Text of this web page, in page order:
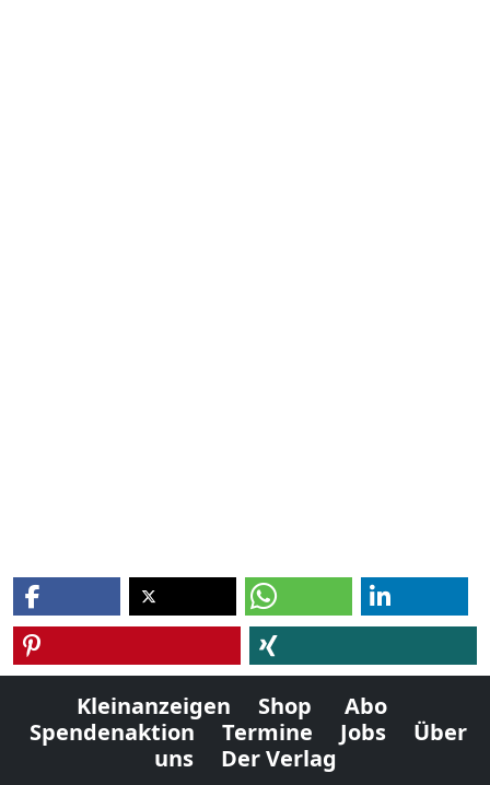
Kleinanzeigen Shop
Abo
Spendenaktion
Termine Jobs
Über
uns
Der Verlag